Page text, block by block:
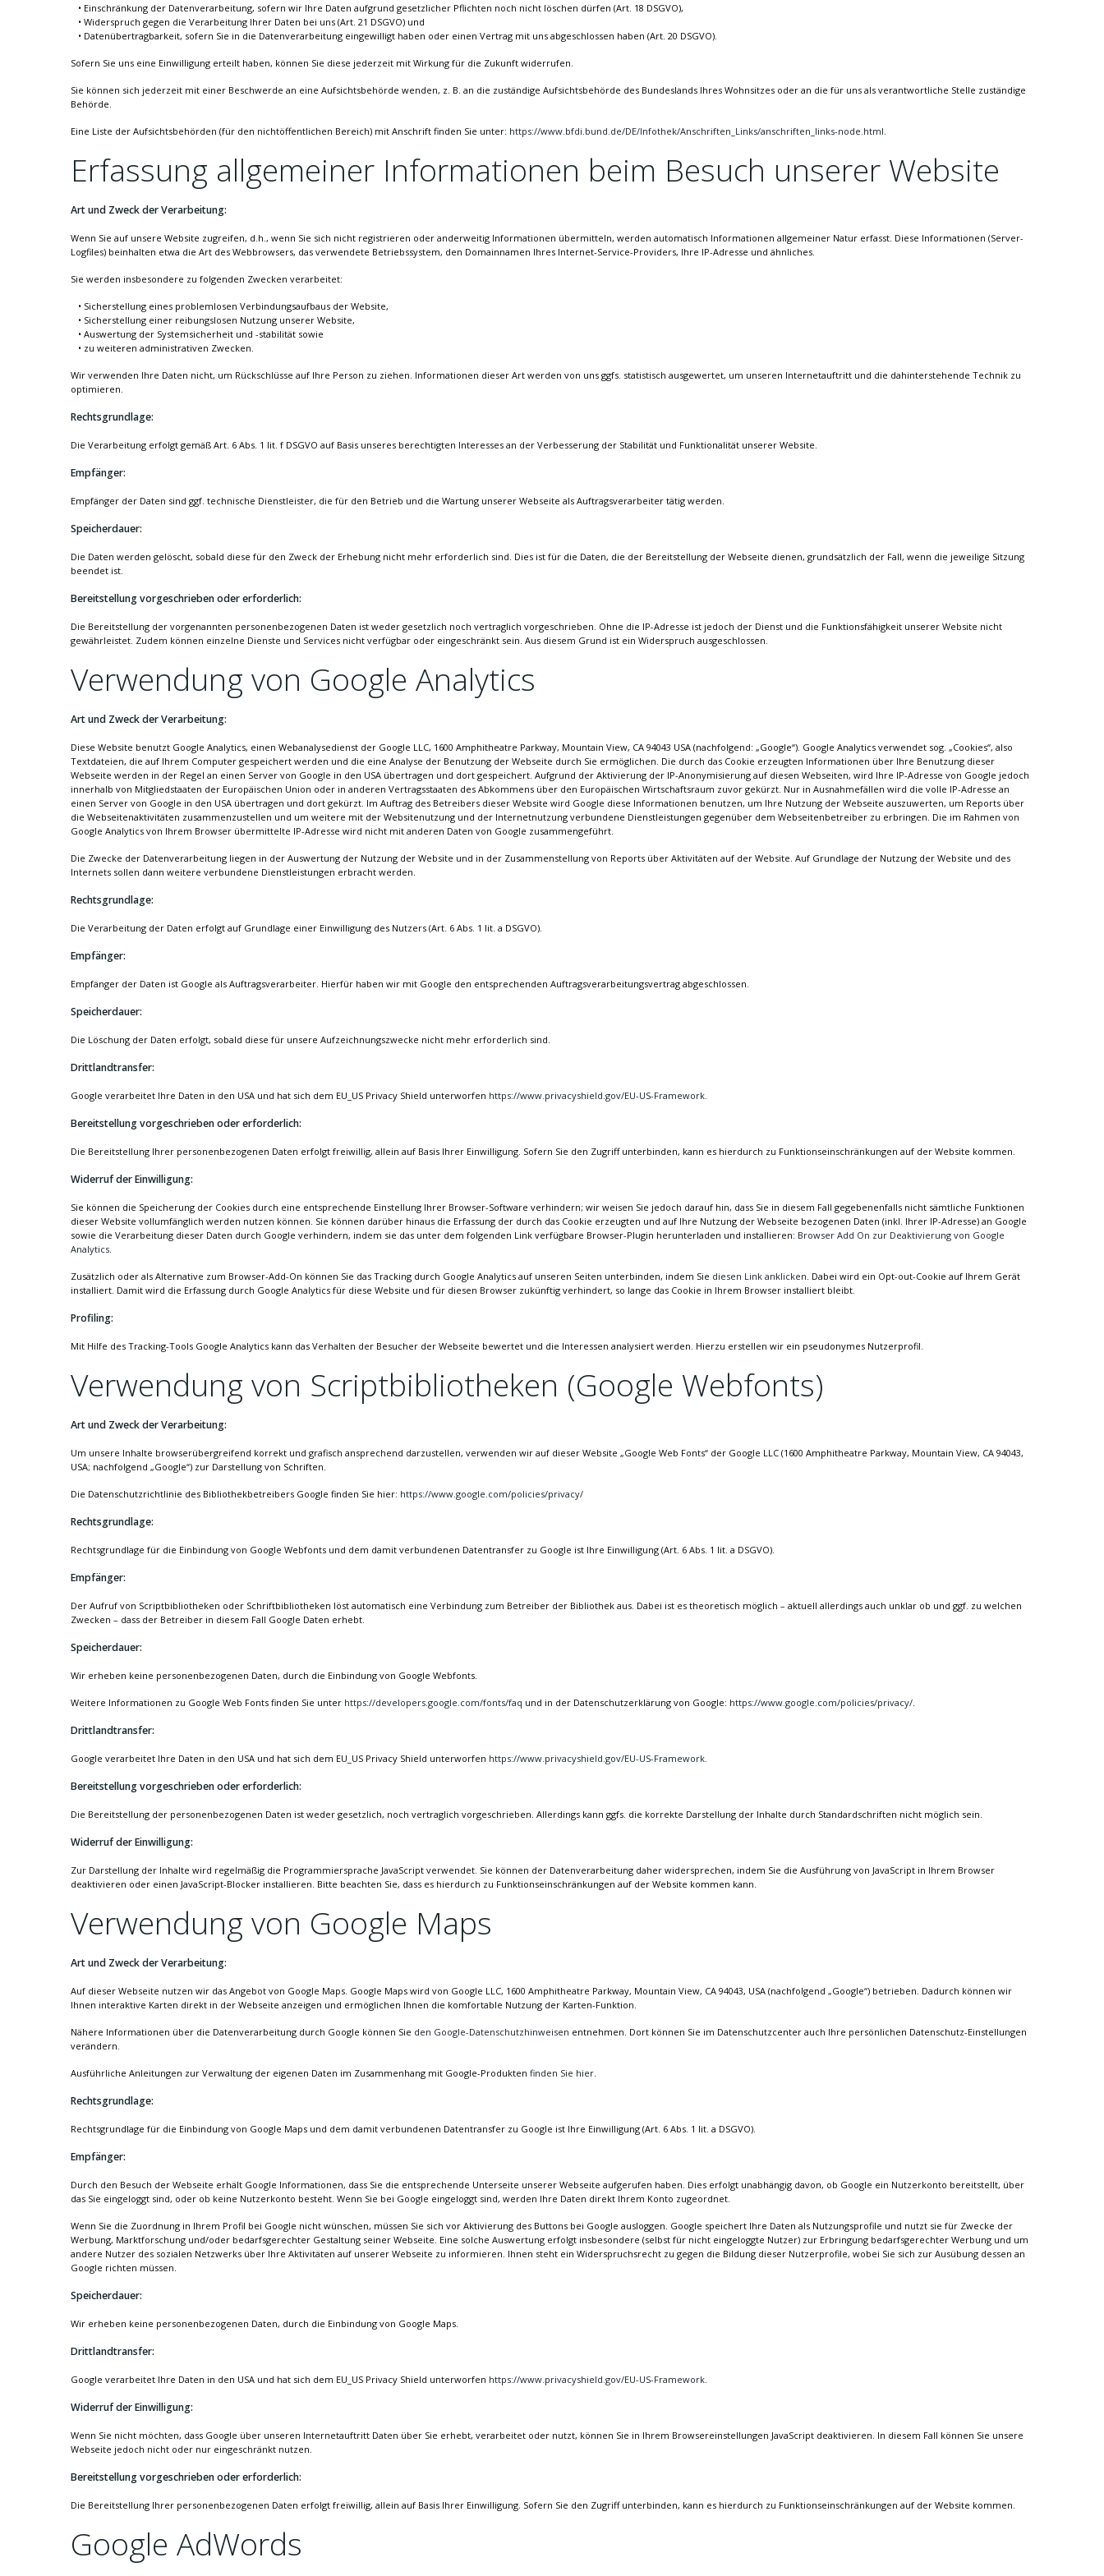
Einschränkung der Datenverarbeitung, sofern wir Ihre Daten aufgrund gesetzlicher Pflichten noch nicht löschen dürfen (Art. 18 DSGVO),
Widerspruch gegen die Verarbeitung Ihrer Daten bei uns (Art. 21 DSGVO) und
Datenübertragbarkeit, sofern Sie in die Datenverarbeitung eingewilligt haben oder einen Vertrag mit uns abgeschlossen haben (Art. 20 DSGVO).
Sofern Sie uns eine Einwilligung erteilt haben, können Sie diese jederzeit mit Wirkung für die Zukunft widerrufen.
Sie können sich jederzeit mit einer Beschwerde an eine Aufsichtsbehörde wenden, z. B. an die zuständige Aufsichtsbehörde des Bundeslands Ihres Wohnsitzes oder an die für uns als verantwortliche Stelle zuständige
Behörde.
Eine Liste der Aufsichtsbehörden (für den nichtöffentlichen Bereich) mit Anschrift finden Sie unter: https://www.bfdi.bund.de/DE/Infothek/Anschriften_Links/anschriften_links-node.html.
Erfassung allgemeiner Informationen beim Besuch unserer Website
Art und Zweck der Verarbeitung:
Wenn Sie auf unsere Website zugreifen, d.h., wenn Sie sich nicht registrieren oder anderweitig Informationen übermitteln, werden automatisch Informationen allgemeiner Natur erfasst. Diese Informationen (Server-
Logfiles) beinhalten etwa die Art des Webbrowsers, das verwendete Betriebssystem, den Domainnamen Ihres Internet-Service-Providers, Ihre IP-Adresse und ähnliches.
Sie werden insbesondere zu folgenden Zwecken verarbeitet:
Sicherstellung eines problemlosen Verbindungsaufbaus der Website,
Sicherstellung einer reibungslosen Nutzung unserer Website,
Auswertung der Systemsicherheit und -stabilität sowie
zu weiteren administrativen Zwecken.
Wir verwenden Ihre Daten nicht, um Rückschlüsse auf Ihre Person zu ziehen. Informationen dieser Art werden von uns ggfs. statistisch ausgewertet, um unseren Internetauftritt und die dahinterstehende Technik zu
optimieren.
Rechtsgrundlage:
Die Verarbeitung erfolgt gemäß Art. 6 Abs. 1 lit. f DSGVO auf Basis unseres berechtigten Interesses an der Verbesserung der Stabilität und Funktionalität unserer Website.
Empfänger:
Empfänger der Daten sind ggf. technische Dienstleister, die für den Betrieb und die Wartung unserer Webseite als Auftragsverarbeiter tätig werden.
Speicherdauer:
Die Daten werden gelöscht, sobald diese für den Zweck der Erhebung nicht mehr erforderlich sind. Dies ist für die Daten, die der Bereitstellung der Webseite dienen, grundsätzlich der Fall, wenn die jeweilige Sitzung
beendet ist.
Bereitstellung vorgeschrieben oder erforderlich:
Die Bereitstellung der vorgenannten personenbezogenen Daten ist weder gesetzlich noch vertraglich vorgeschrieben. Ohne die IP-Adresse ist jedoch der Dienst und die Funktionsfähigkeit unserer Website nicht
gewährleistet. Zudem können einzelne Dienste und Services nicht verfügbar oder eingeschränkt sein. Aus diesem Grund ist ein Widerspruch ausgeschlossen.
Verwendung von Google Analytics
Art und Zweck der Verarbeitung:
Diese Website benutzt Google Analytics, einen Webanalysedienst der Google LLC, 1600 Amphitheatre Parkway, Mountain View, CA 94043 USA (nachfolgend: „Google“). Google Analytics verwendet sog. „Cookies“, also
Textdateien, die auf Ihrem Computer gespeichert werden und die eine Analyse der Benutzung der Webseite durch Sie ermöglichen. Die durch das Cookie erzeugten Informationen über Ihre Benutzung dieser
Webseite werden in der Regel an einen Server von Google in den USA übertragen und dort gespeichert. Aufgrund der Aktivierung der IP-Anonymisierung auf diesen Webseiten, wird Ihre IP-Adresse von Google jedoch
innerhalb von Mitgliedstaaten der Europäischen Union oder in anderen Vertragsstaaten des Abkommens über den Europäischen Wirtschaftsraum zuvor gekürzt. Nur in Ausnahmefällen wird die volle IP-Adresse an
einen Server von Google in den USA übertragen und dort gekürzt. Im Auftrag des Betreibers dieser Website wird Google diese Informationen benutzen, um Ihre Nutzung der Webseite auszuwerten, um Reports über
die Webseitenaktivitäten zusammenzustellen und um weitere mit der Websitenutzung und der Internetnutzung verbundene Dienstleistungen gegenüber dem Webseitenbetreiber zu erbringen. Die im Rahmen von
Google Analytics von Ihrem Browser übermittelte IP-Adresse wird nicht mit anderen Daten von Google zusammengeführt.
Die Zwecke der Datenverarbeitung liegen in der Auswertung der Nutzung der Website und in der Zusammenstellung von Reports über Aktivitäten auf der Website. Auf Grundlage der Nutzung der Website und des
Internets sollen dann weitere verbundene Dienstleistungen erbracht werden.
Rechtsgrundlage:
Die Verarbeitung der Daten erfolgt auf Grundlage einer Einwilligung des Nutzers (Art. 6 Abs. 1 lit. a DSGVO).
Empfänger:
Empfänger der Daten ist Google als Auftragsverarbeiter. Hierfür haben wir mit Google den entsprechenden Auftragsverarbeitungsvertrag abgeschlossen.
Speicherdauer:
Die Löschung der Daten erfolgt, sobald diese für unsere Aufzeichnungszwecke nicht mehr erforderlich sind.
Drittlandtransfer:
Google verarbeitet Ihre Daten in den USA und hat sich dem EU_US Privacy Shield unterworfen https://www.privacyshield.gov/EU-US-Framework.
Bereitstellung vorgeschrieben oder erforderlich:
Die Bereitstellung Ihrer personenbezogenen Daten erfolgt freiwillig, allein auf Basis Ihrer Einwilligung. Sofern Sie den Zugriff unterbinden, kann es hierdurch zu Funktionseinschränkungen auf der Website kommen.
Widerruf der Einwilligung:
Sie können die Speicherung der Cookies durch eine entsprechende Einstellung Ihrer Browser-Software verhindern; wir weisen Sie jedoch darauf hin, dass Sie in diesem Fall gegebenenfalls nicht sämtliche Funktionen
dieser Website vollumfänglich werden nutzen können. Sie können darüber hinaus die Erfassung der durch das Cookie erzeugten und auf Ihre Nutzung der Webseite bezogenen Daten (inkl. Ihrer IP-Adresse) an Google
sowie die Verarbeitung dieser Daten durch Google verhindern, indem sie das unter dem folgenden Link verfügbare Browser-Plugin herunterladen und installieren: Browser Add On zur Deaktivierung von Google
Analytics.
Zusätzlich oder als Alternative zum Browser-Add-On können Sie das Tracking durch Google Analytics auf unseren Seiten unterbinden, indem Sie diesen Link anklicken. Dabei wird ein Opt-out-Cookie auf Ihrem Gerät
installiert. Damit wird die Erfassung durch Google Analytics für diese Website und für diesen Browser zukünftig verhindert, so lange das Cookie in Ihrem Browser installiert bleibt.
Profiling:
Mit Hilfe des Tracking-Tools Google Analytics kann das Verhalten der Besucher der Webseite bewertet und die Interessen analysiert werden. Hierzu erstellen wir ein pseudonymes Nutzerprofil.
Verwendung von Scriptbibliotheken (Google Webfonts)
Art und Zweck der Verarbeitung:
Um unsere Inhalte browserübergreifend korrekt und grafisch ansprechend darzustellen, verwenden wir auf dieser Website „Google Web Fonts“ der Google LLC (1600 Amphitheatre Parkway, Mountain View, CA 94043,
USA; nachfolgend „Google“) zur Darstellung von Schriften.
Die Datenschutzrichtlinie des Bibliothekbetreibers Google finden Sie hier: https://www.google.com/policies/privacy/
Rechtsgrundlage:
Rechtsgrundlage für die Einbindung von Google Webfonts und dem damit verbundenen Datentransfer zu Google ist Ihre Einwilligung (Art. 6 Abs. 1 lit. a DSGVO).
Empfänger:
Der Aufruf von Scriptbibliotheken oder Schriftbibliotheken löst automatisch eine Verbindung zum Betreiber der Bibliothek aus. Dabei ist es theoretisch möglich – aktuell allerdings auch unklar ob und ggf. zu welchen
Zwecken – dass der Betreiber in diesem Fall Google Daten erhebt.
Speicherdauer:
Wir erheben keine personenbezogenen Daten, durch die Einbindung von Google Webfonts.
Weitere Informationen zu Google Web Fonts finden Sie unter https://developers.google.com/fonts/faq und in der Datenschutzerklärung von Google: https://www.google.com/policies/privacy/.
Drittlandtransfer:
Google verarbeitet Ihre Daten in den USA und hat sich dem EU_US Privacy Shield unterworfen https://www.privacyshield.gov/EU-US-Framework.
Bereitstellung vorgeschrieben oder erforderlich:
Die Bereitstellung der personenbezogenen Daten ist weder gesetzlich, noch vertraglich vorgeschrieben. Allerdings kann ggfs. die korrekte Darstellung der Inhalte durch Standardschriften nicht möglich sein.
Widerruf der Einwilligung:
Zur Darstellung der Inhalte wird regelmäßig die Programmiersprache JavaScript verwendet. Sie können der Datenverarbeitung daher widersprechen, indem Sie die Ausführung von JavaScript in Ihrem Browser
deaktivieren oder einen JavaScript-Blocker installieren. Bitte beachten Sie, dass es hierdurch zu Funktionseinschränkungen auf der Website kommen kann.
Verwendung von Google Maps
Art und Zweck der Verarbeitung:
Auf dieser Webseite nutzen wir das Angebot von Google Maps. Google Maps wird von Google LLC, 1600 Amphitheatre Parkway, Mountain View, CA 94043, USA (nachfolgend „Google“) betrieben. Dadurch können wir
Ihnen interaktive Karten direkt in der Webseite anzeigen und ermöglichen Ihnen die komfortable Nutzung der Karten-Funktion.
Nähere Informationen über die Datenverarbeitung durch Google können Sie den Google-Datenschutzhinweisen entnehmen. Dort können Sie im Datenschutzcenter auch Ihre persönlichen Datenschutz-Einstellungen
verändern.
Ausführliche Anleitungen zur Verwaltung der eigenen Daten im Zusammenhang mit Google-Produkten finden Sie hier.
Rechtsgrundlage:
Rechtsgrundlage für die Einbindung von Google Maps und dem damit verbundenen Datentransfer zu Google ist Ihre Einwilligung (Art. 6 Abs. 1 lit. a DSGVO).
Empfänger:
Durch den Besuch der Webseite erhält Google Informationen, dass Sie die entsprechende Unterseite unserer Webseite aufgerufen haben. Dies erfolgt unabhängig davon, ob Google ein Nutzerkonto bereitstellt, über
das Sie eingeloggt sind, oder ob keine Nutzerkonto besteht. Wenn Sie bei Google eingeloggt sind, werden Ihre Daten direkt Ihrem Konto zugeordnet.
Wenn Sie die Zuordnung in Ihrem Profil bei Google nicht wünschen, müssen Sie sich vor Aktivierung des Buttons bei Google ausloggen. Google speichert Ihre Daten als Nutzungsprofile und nutzt sie für Zwecke der
Werbung, Marktforschung und/oder bedarfsgerechter Gestaltung seiner Webseite. Eine solche Auswertung erfolgt insbesondere (selbst für nicht eingeloggte Nutzer) zur Erbringung bedarfsgerechter Werbung und um
andere Nutzer des sozialen Netzwerks über Ihre Aktivitäten auf unserer Webseite zu informieren. Ihnen steht ein Widerspruchsrecht zu gegen die Bildung dieser Nutzerprofile, wobei Sie sich zur Ausübung dessen an
Google richten müssen.
Speicherdauer:
Wir erheben keine personenbezogenen Daten, durch die Einbindung von Google Maps.
Drittlandtransfer:
Google verarbeitet Ihre Daten in den USA und hat sich dem EU_US Privacy Shield unterworfen https://www.privacyshield.gov/EU-US-Framework.
Widerruf der Einwilligung:
Wenn Sie nicht möchten, dass Google über unseren Internetauftritt Daten über Sie erhebt, verarbeitet oder nutzt, können Sie in Ihrem Browsereinstellungen JavaScript deaktivieren. In diesem Fall können Sie unsere
Webseite jedoch nicht oder nur eingeschränkt nutzen.
Bereitstellung vorgeschrieben oder erforderlich:
Die Bereitstellung Ihrer personenbezogenen Daten erfolgt freiwillig, allein auf Basis Ihrer Einwilligung. Sofern Sie den Zugriff unterbinden, kann es hierdurch zu Funktionseinschränkungen auf der Website kommen.
Google AdWords